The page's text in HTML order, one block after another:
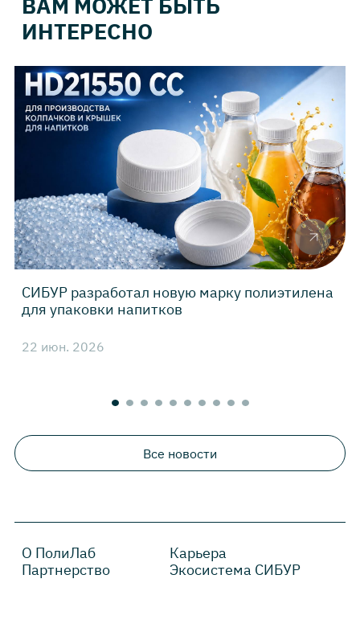
ИНТЕРЕСНО
СИБУР разработал новую марку полиэтилена
для упаковки напитков
22 июн. 2026
Все новости
О ПолиЛаб
Карьера
Партнерство
Экосистема СИБУР